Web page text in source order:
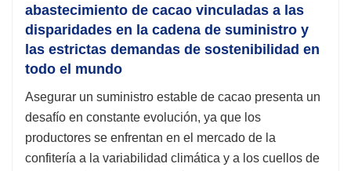
abastecimiento de cacao vinculadas a las
disparidades en la cadena de suministro y
las estrictas demandas de sostenibilidad en
todo el mundo
Asegurar un suministro estable de cacao presenta un
desafío en constante evolución, ya que los
productores se enfrentan en el mercado de la
confitería a la variabilidad climática y a los cuellos de